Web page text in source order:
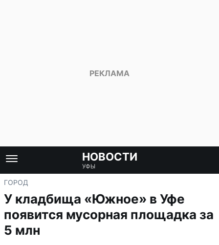
НОВОСТИ
УФЫ
ГОРОД
У кладбища «Южное» в Уфе
появится мусорная площадка за
5 млн